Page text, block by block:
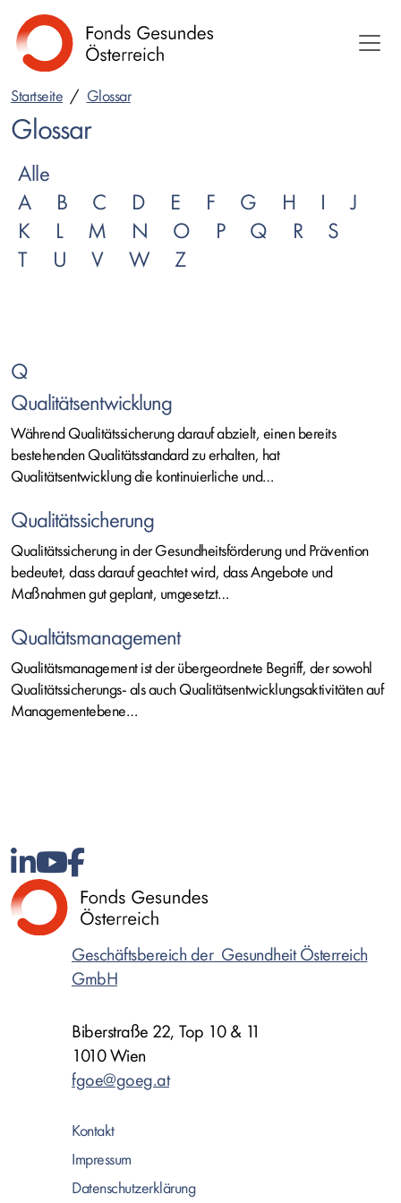
zum
Inhalt
Startseite Glossar
Glossar
Alle
A
B C D E F G H I
J
K
L M N O P Q R
S
T
U V W Z
Q
Qualitätsentwicklung
Während Qualitätssicherung darauf abzielt, einen bereits
bestehenden Qualitätsstandard zu erhalten, hat
Qualitätsentwicklung die kontinuierliche und…
Qualitätssicherung
Qualitätssicherung in der Gesundheitsförderung und Prävention
bedeutet, dass darauf geachtet wird, dass Angebote und
Maßnahmen gut geplant, umgesetzt…
Qualtätsmanagement
Qualitätsmanagement ist der übergeordnete Begriff, der sowohl
Qualitätssicherungs- als auch Qualitätsentwicklungsaktivitäten auf
Managementebene…
Geschäftsbereich der Gesundheit Österreich
GmbH
Biberstraße 22, Top 10 & 11
1010 Wien
fgoe@goeg.at
Kontakt
Impressum
Datenschutzerklärung